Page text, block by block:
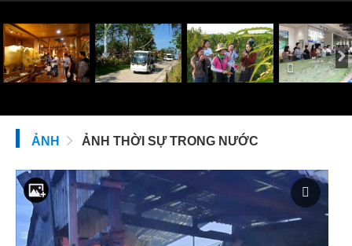
ẢNH ẢNH THỜI SỰ TRONG NƯỚC